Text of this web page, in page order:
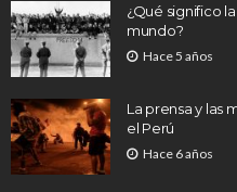
¿Qué significo
mundo?
Hace 5 años
La prensa y las
el Perú
Hace 6 años